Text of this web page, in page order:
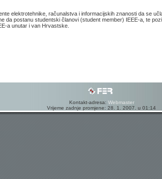
elektrotehnike, računalstva i informacijskih znanosti da se
da postanu studentski članovi (student member) IEEE-a, te
a unutar i van Hrvastske.
Kontakt-adresa: Webmaster
Vrijeme zadnje promjene: 28. 1. 2007. u 01:14